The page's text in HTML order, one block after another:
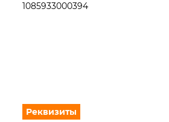
1085933000394
Реквизиты